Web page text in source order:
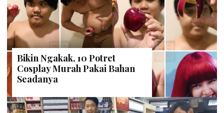
Bikin Ngakak, 10 Potret
Cosplay Murah Pakai Bahan
Seadanya